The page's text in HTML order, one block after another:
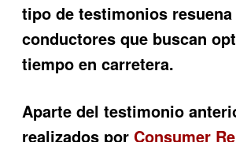
tipo de testimonios
conductores que buscan
tiempo en carretera.
Aparte del testimonio
realizados por Consumer